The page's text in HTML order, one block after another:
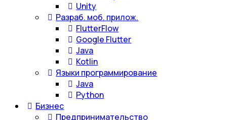
Unity
Разраб. моб. прилож.
FlutterFlow
Google Flutter
Java
Kotlin
Языки программирование
Java
Python
Бизнес
Предпринимательство